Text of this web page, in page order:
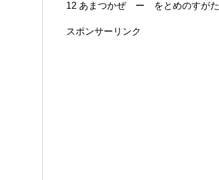
12 あまつかぜ ー をとめのすがた
スポンサーリンク